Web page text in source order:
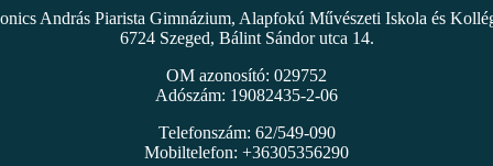
András Piarista Gimnázium, Alapfokú Művészeti Iskola és
6724 Szeged, Bálint Sándor utca 14.
OM azonosító: 029752
Adószám: 19082435-2-06
Telefonszám: 62/549-090
Mobiltelefon: +36305356290